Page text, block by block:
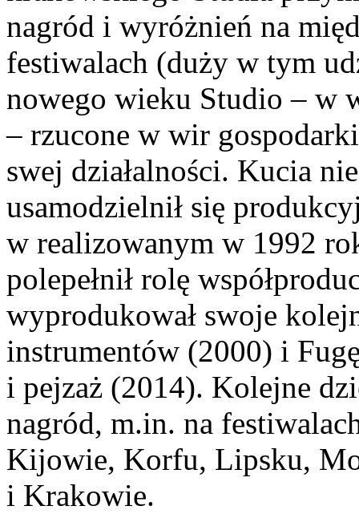
nagród i wyróżnień na
festiwalach (duży w tym
nowego wieku Studio – w
– rzucone w wir
swej działalności. Kucia
usamodzielnił się
w realizowanym w 1992
polepełnił rolę
wyprodukował swoje
instrumentów (2000) i
i pejzaż (2014). Kolejne
nagród, m.in. na
Kijowie, Korfu, Lipsku,
i Krakowie.